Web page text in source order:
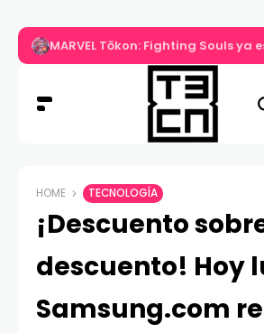
MARVEL Tōkon: Fighting Souls
HOME TECNOLOGÍA
¡Descuento
descuento! Hoy
Samsung.com